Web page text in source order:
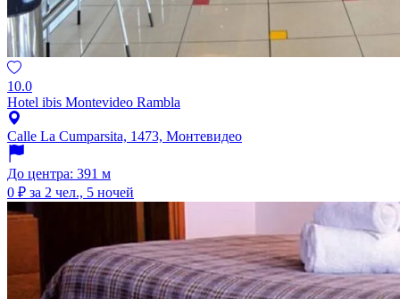
10.0
Hotel ibis Montevideo Rambla
Calle La Cumparsita, 1473, Монтевидео
До центра: 391 м
0 ₽ за 2 чел., 5 ночей